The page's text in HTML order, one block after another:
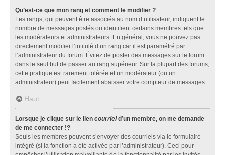
Qu’est-ce que mon rang et comment le modifier ?
Les rangs, qui peuvent être associés au nom d’utilisateur, indiquent le
nombre de messages postés ou identifient certains membres tels que
les modérateurs et administrateurs. En général, vous ne pouvez pas
directement modifier l’intitulé d’un rang car il est paramétré par
l’administrateur du forum. Évitez de poster des messages sur le forum
dans le seul but de passer au rang supérieur. Sur la plupart des forums,
cette pratique est rarement tolérée et un modérateur (ou un
administrateur) peut facilement abaisser votre compteur de messages.
Haut
Lorsque je clique sur le lien courrield’un membre, on me demande
de me connecter !?
Seuls les membres peuvent s’envoyer des courriels via le formulaire
intégré (si la fonction a été activée par l’administrateur). Ceci pour